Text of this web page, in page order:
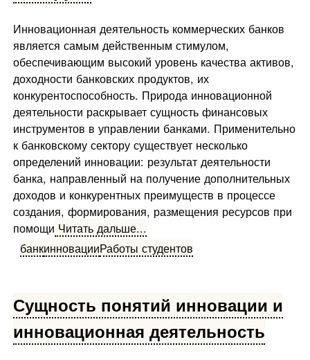
Инновационная деятельность коммерческих банков
является самым действенным стимулом,
обеспечивающим высокий уровень качества активов,
доходности банковских продуктов, их
конкурентоспособность. Природа инновационной
деятельности раскрывает сущность финансовых
инструментов в управлении банками. Применительно
к банковскому сектору существует несколько
определений инновации: результат деятельности
банка, направленный на получение дополнительных
доходов и конкурентных преимуществ в процессе
создания, формирования, размещения ресурсов при
помощи Читать дальше...
банкинновацииРаботы студентов
Сущность понятий инновации и
инновационная деятельность